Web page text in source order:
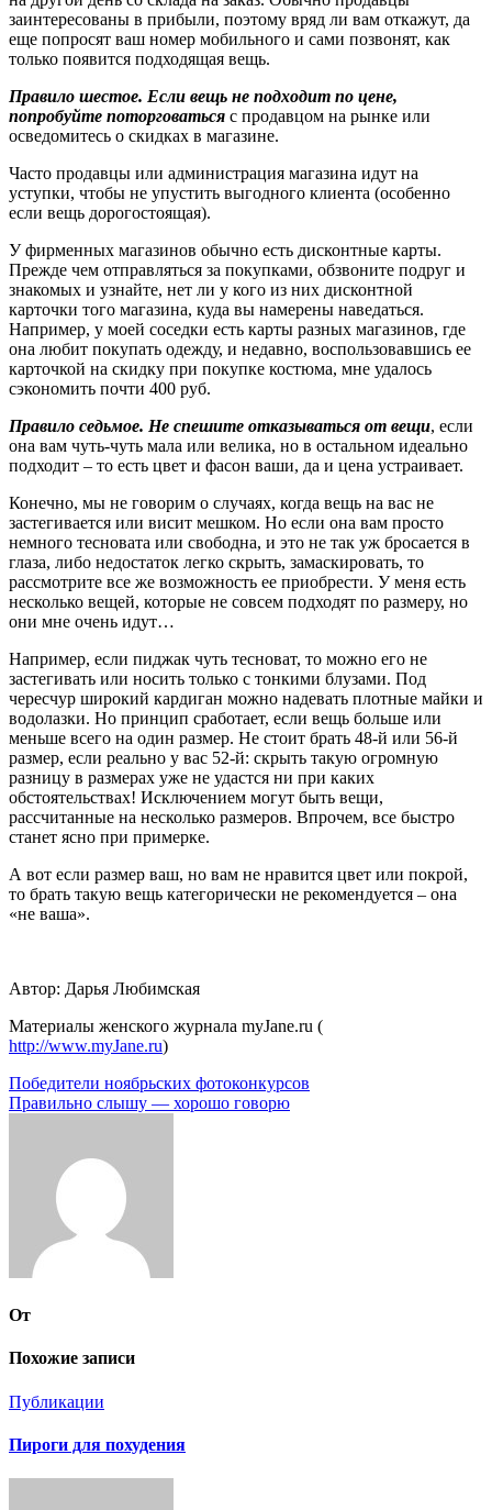
заинтересованы в прибыли, поэтому вряд ли вам откажут, да
еще попросят ваш номер мобильного и сами позвонят, как
только появится подходящая вещь.
Правило шестое. Если вещь не подходит по цене,
попробуйте поторговаться с продавцом на рынке или
осведомитесь о скидках в магазине.
Часто продавцы или администрация магазина идут на
уступки, чтобы не упустить выгодного клиента (особенно
если вещь дорогостоящая).
У фирменных магазинов обычно есть дисконтные карты.
Прежде чем отправляться за покупками, обзвоните подруг и
знакомых и узнайте, нет ли у кого из них дисконтной
карточки того магазина, куда вы намерены наведаться.
Например, у моей соседки есть карты разных магазинов, где
она любит покупать одежду, и недавно, воспользовавшись ее
карточкой на скидку при покупке костюма, мне удалось
сэкономить почти 400 руб.
Правило седьмое. Не спешите отказываться от вещи, если
она вам чуть-чуть мала или велика, но в остальном идеально
подходит – то есть цвет и фасон ваши, да и цена устраивает.
Конечно, мы не говорим о случаях, когда вещь на вас не
застегивается или висит мешком. Но если она вам просто
немного тесновата или свободна, и это не так уж бросается в
глаза, либо недостаток легко скрыть, замаскировать, то
рассмотрите все же возможность ее приобрести. У меня есть
несколько вещей, которые не совсем подходят по размеру, но
они мне очень идут…
Например, если пиджак чуть тесноват, то можно его не
застегивать или носить только с тонкими блузами. Под
чересчур широкий кардиган можно надевать плотные майки и
водолазки. Но принцип сработает, если вещь больше или
меньше всего на один размер. Не стоит брать 48-й или 56-й
размер, если реально у вас 52-й: скрыть такую огромную
разницу в размерах уже не удастся ни при каких
обстоятельствах! Исключением могут быть вещи,
рассчитанные на несколько размеров. Впрочем, все быстро
станет ясно при примерке.
А вот если размер ваш, но вам не нравится цвет или покрой,
то брать такую вещь категорически не рекомендуется – она
«не ваша».
Автор: Дарья Любимская
Материалы женского журнала myJane.ru (
http://www.myJane.ru)
Навигация
по
Победители ноябрьских фотоконкурсов
Правильно слышу — хорошо говорю
От
Похожие записи
Публикации
Пироги для похудения